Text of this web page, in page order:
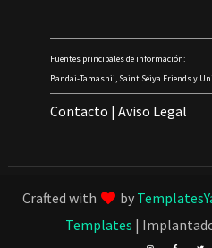
Fuentes principales de información:
Bandai-Tamashii, Saint Seiya Friends y
Contacto |Aviso Legal
Crafted with by
Templates |